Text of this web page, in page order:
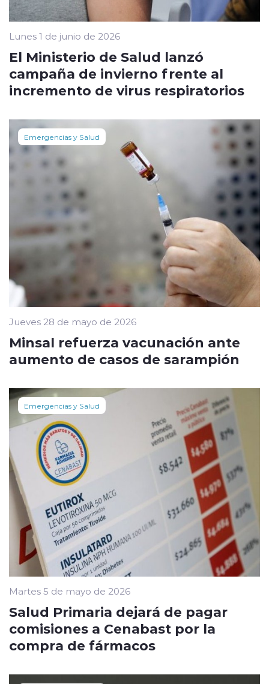
Lunes 1 de junio de 2026
El Ministerio de Salud lanzó
campaña de invierno frente al
incremento de virus respiratorios
Emergencias y Salud
Jueves 28 de mayo de 2026
Minsal refuerza vacunación ante
aumento de casos de sarampión
Emergencias y Salud
Martes 5 de mayo de 2026
Salud Primaria dejará de pagar
comisiones a Cenabast por la
compra de fármacos